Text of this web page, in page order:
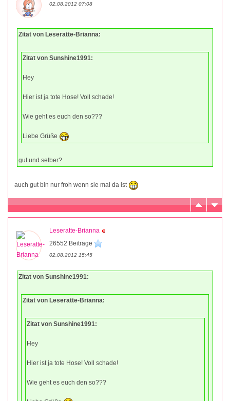
02.08.2012 07:08
Zitat von Leseratte-Brianna:
Zitat von Sunshine1991:
Hey
Hier ist ja tote Hose! Voll schade!
Wie geht es euch den so???
Liebe Grüße
gut und selber?
auch gut bin nur froh wenn sie mal da ist
Leseratte-Brianna
26552 Beiträge
02.08.2012 15:45
Zitat von Sunshine1991:
Zitat von Leseratte-Brianna:
Zitat von Sunshine1991:
Hey
Hier ist ja tote Hose! Voll schade!
Wie geht es euch den so???